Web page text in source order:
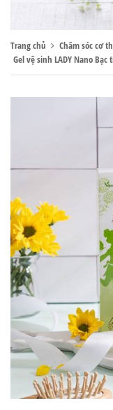
Trang chủ Chăm sóc cơ
Gel vệ sinh LADY Nano